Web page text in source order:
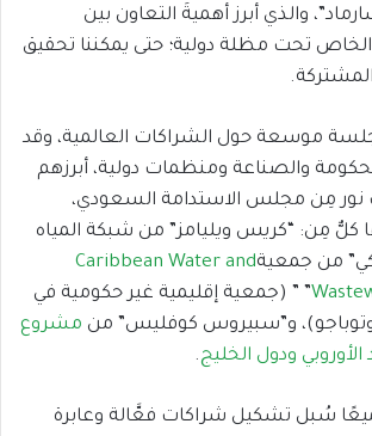
والذي أبرز أهميةَ التعاون بين
تحت مظلة دولية؛ حتى يمكننا تحقيق
موسعة حول الشراكات العالمية، وقد
والصناعة ومنظمات دولية، أبرزهم
مِن مجلس الاستدامة السعودي،
مِن: “كريس ويليامز” من شبكة المياه
من جمعيةCaribbean Water and
” ” (جمعية إقليمية غير حكومية في
وتوباجو)، و”سبيروس كوفليس” من مشروع
الأوروبي ودول الخليج.
سُبل تشكيل شراكات فعَّالة وعابرة